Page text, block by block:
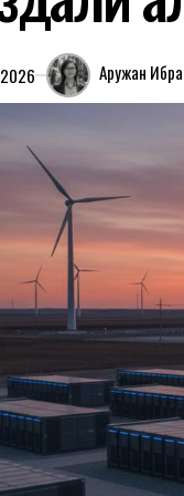
Аружан